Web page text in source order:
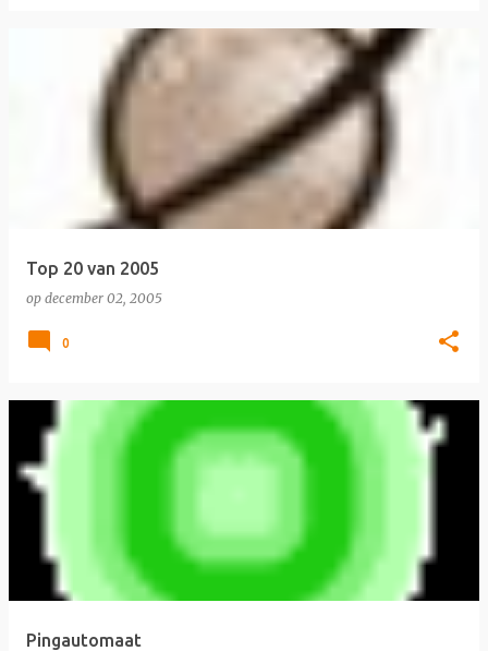
Top 20 van 2005
op december 02, 2005
0
Pingautomaat